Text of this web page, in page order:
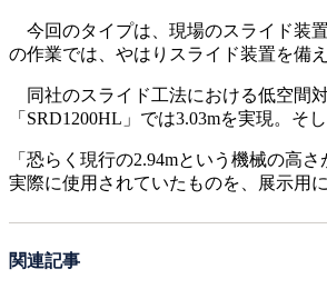
今回のタイプは、現場のスライド装
の作業では、やはりスライド装置を備
同社のスライド工法における低空間
「SRD1200HL」では3.03mを実現。そ
「恐らく現行の2.94mという機械の高
実際に使用されていたものを、展示用
関連記事